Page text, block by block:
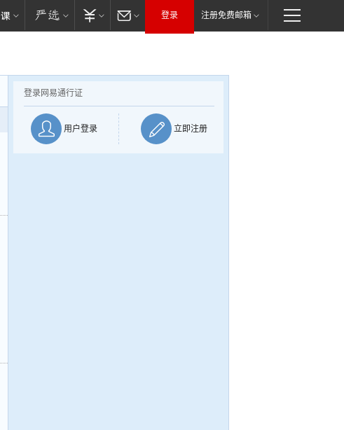
登录 注册免费邮箱
登录网易通行证
用户登录 立即注册